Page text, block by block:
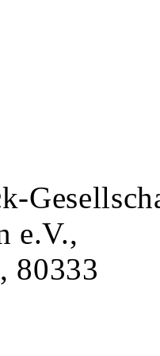
e.V.,
80333